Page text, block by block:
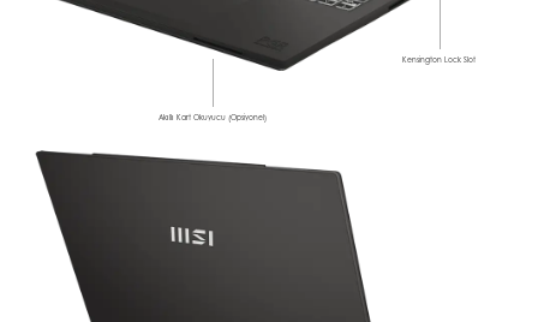
Akıllı Kart Okuyucu (Opsiyonel)
Kensington Lock Slot